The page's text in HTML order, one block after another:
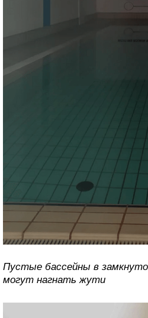
Пустые бассейны в
могут нагнать жути